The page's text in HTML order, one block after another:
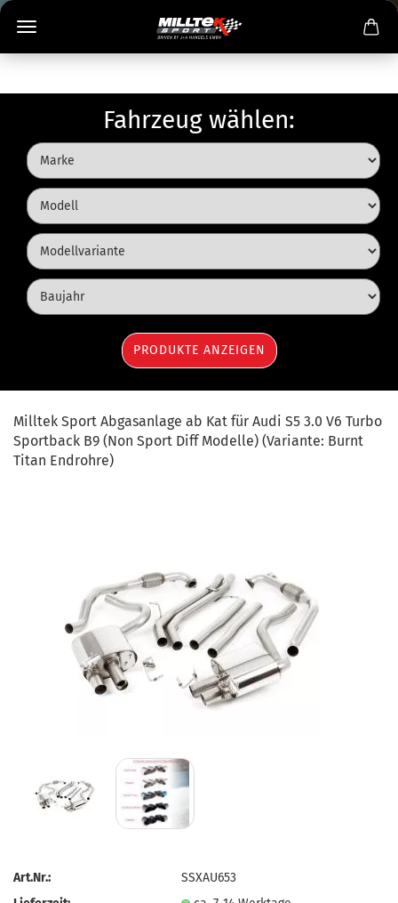
Fahrzeug wählen:
Milltek Sport Abgasanlage ab Kat für Audi S5 3.0 V6 Turbo
Sportback B9 (Non Sport Diff Modelle) (Variante: Burnt
Titan Endrohre)
Art.Nr.:
SSXAU653